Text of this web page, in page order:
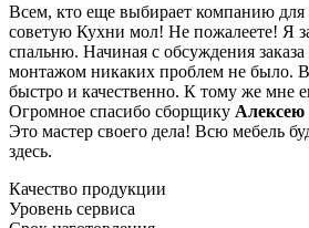
Всем, кто еще выбирает компанию для
советую Кухни мол! Не пожалеете! Я
спальню. Начиная с обсуждения заказа
монтажом никаких проблем не было.
быстро и качественно. К тому же мне
Огромное спасибо сборщику Алексею
Это мастер своего дела! Всю мебель
здесь.
Качество продукции
Уровень сервиса